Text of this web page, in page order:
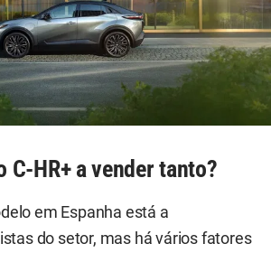
C-HR+ a vender tanto?
em Espanha está a
do setor, mas há vários fatores